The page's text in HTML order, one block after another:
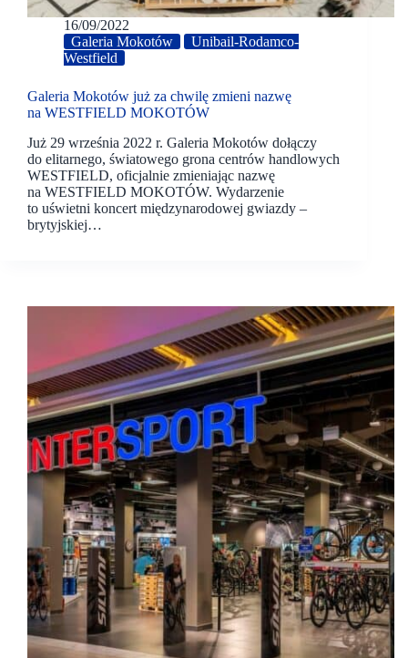
16/09/2022
Galeria Mokotów
Unibail-Rodamco-
Westfield
Galeria Mokotów już za chwilę zmieni nazwę
na WESTFIELD MOKOTÓW
Już 29 września 2022 r. Galeria Mokotów dołączy
do elitarnego, światowego grona centrów handlowych
WESTFIELD, oficjalnie zmieniając nazwę
na WESTFIELD MOKOTÓW. Wydarzenie
to uświetni koncert międzynarodowej gwiazdy –
brytyjskiej…